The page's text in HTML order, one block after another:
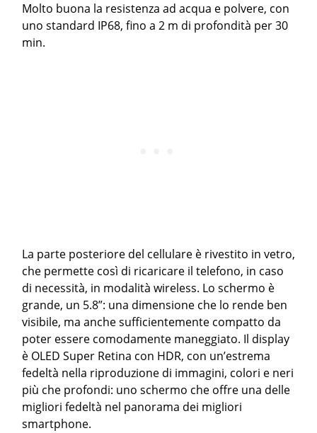
Molto buona la resistenza ad acqua e polvere, con
uno standard IP68, fino a 2 m di profondità per 30
min.
La parte posteriore del cellulare è rivestito in vetro,
che permette così di ricaricare il telefono, in caso
di necessità, in modalità wireless. Lo schermo è
grande, un 5.8”: una dimensione che lo rende ben
visibile, ma anche sufficientemente compatto da
poter essere comodamente maneggiato. Il display
è OLED Super Retina con HDR, con un’estrema
fedeltà nella riproduzione di immagini, colori e neri
più che profondi: uno schermo che offre una delle
migliori fedeltà nel panorama dei migliori
smartphone.